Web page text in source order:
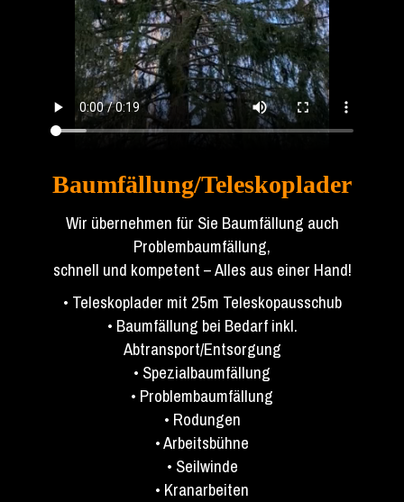
Baumfällung/Teleskoplader
Wir übernehmen für Sie Baumfällung auch
Problembaumfällung,
schnell und kompetent – Alles aus einer Hand!
• Teleskoplader mit 25m Teleskopausschub
• Baumfällung bei Bedarf inkl.
Abtransport/Entsorgung
• Spezialbaumfällung
• Problembaumfällung
• Rodungen
• Arbeitsbühne
• Seilwinde
• Kranarbeiten